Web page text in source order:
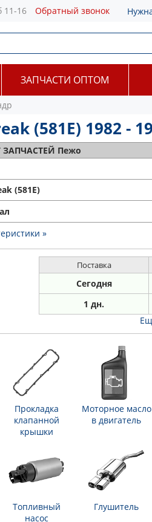
11-16 Обратный звонок
ЗАПЧАСТИ ОПТОМ
(581E) 1982 -
ЗАПЧАСТЕЙ Пежо
(581E)
»
Поставка
Сегодня
1 дн.
Прокладка
клапанной
крышки
Моторное масло
в двигатель
Топливный
насос
Глушитель